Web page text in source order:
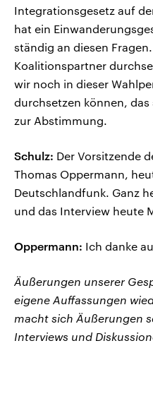
Integrationsgesetz auf
hat ein
ständig an diesen
Koalitionspartner
wir noch in dieser
durchsetzen können,
zur Abstimmung.
Schulz: Der Vorsitzende
Thomas Oppermann,
Deutschlandfunk. Ganz
und das Interview heute
Oppermann: Ich danke
Äußerungen unserer
eigene Auffassungen
macht sich Äußerungen
Interviews und